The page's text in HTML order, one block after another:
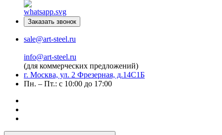
Заказать звонок
sale@art-steel.ru
info@art-steel.ru
(для коммерческих предложений)
г. Москва, ул. 2 Фрезерная, д.14С1Б
Пн. – Пт.: с 10:00 до 17:00